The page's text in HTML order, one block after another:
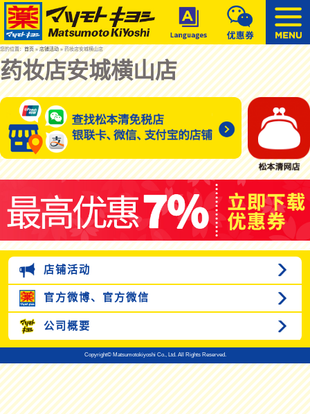
您的位置：首页»店铺活动» 药妆店安城横山店
药妆店安城横山店
店铺活动
官方微博、 官方微信
公司概要
Copyright© Matsumotokiyoshi Co., Ltd. All Rights Reserved.